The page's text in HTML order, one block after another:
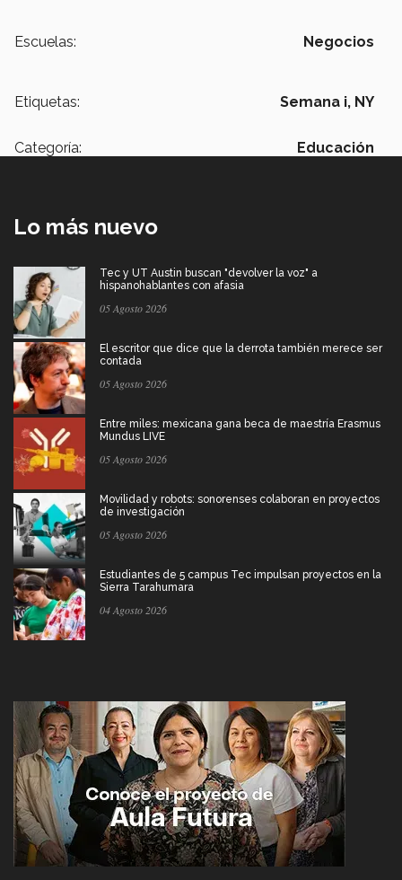
Escuelas: Negocios
Etiquetas: Semana i, NY
Categoría: Educación
Lo más nuevo
Tec y UT Austin buscan "devolver la voz" a
hispanohablantes con afasia
05 Agosto 2026
El escritor que dice que la derrota también merece ser
contada
05 Agosto 2026
Entre miles: mexicana gana beca de maestría Erasmus
Mundus LIVE
05 Agosto 2026
Movilidad y robots: sonorenses colaboran en proyectos
de investigación
05 Agosto 2026
Estudiantes de 5 campus Tec impulsan proyectos en la
Sierra Tarahumara
04 Agosto 2026